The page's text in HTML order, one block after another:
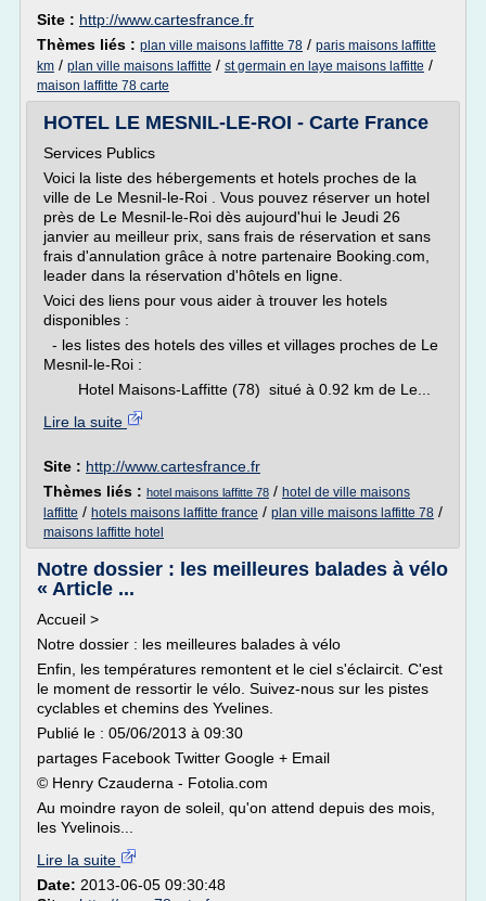
Site : http://www.cartesfrance.fr
Thèmes liés : plan ville maisons laffitte 78 / paris maisons laffitte
km / plan ville maisons laffitte / st germain en laye maisons laffitte /
maison laffitte 78 carte
HOTEL LE MESNIL-LE-ROI - Carte France
Services Publics
Voici la liste des hébergements et hotels proches de la
ville de Le Mesnil-le-Roi . Vous pouvez réserver un hotel
près de Le Mesnil-le-Roi dès aujourd'hui le Jeudi 26
janvier au meilleur prix, sans frais de réservation et sans
frais d'annulation grâce à notre partenaire Booking.com,
leader dans la réservation d'hôtels en ligne.
Voici des liens pour vous aider à trouver les hotels
disponibles :
- les listes des hotels des villes et villages proches de Le
Mesnil-le-Roi :
Hotel Maisons-Laffitte (78) situé à 0.92 km de Le...
Lire la suite
Site : http://www.cartesfrance.fr
Thèmes liés : hotel maisons laffitte 78 / hotel de ville maisons
laffitte / hotels maisons laffitte france / plan ville maisons laffitte 78 /
maisons laffitte hotel
Notre dossier : les meilleures balades à vélo
« Article ...
Accueil >
Notre dossier : les meilleures balades à vélo
Enfin, les températures remontent et le ciel s'éclaircit. C'est
le moment de ressortir le vélo. Suivez-nous sur les pistes
cyclables et chemins des Yvelines.
Publié le : 05/06/2013 à 09:30
partages Facebook Twitter Google + Email
© Henry Czauderna - Fotolia.com
Au moindre rayon de soleil, qu'on attend depuis des mois,
les Yvelinois...
Lire la suite
Date: 2013-06-05 09:30:48